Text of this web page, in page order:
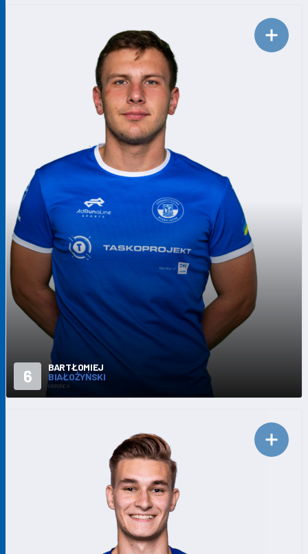
6
BARTŁOMIEJ
BIAŁOŻYŃSKI
OBROŃCA